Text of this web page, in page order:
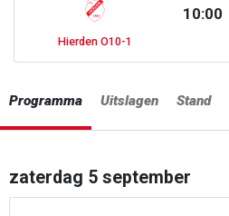
Hierden O10-1
10:00
Programma Uitslagen Stand
zaterdag 5 september